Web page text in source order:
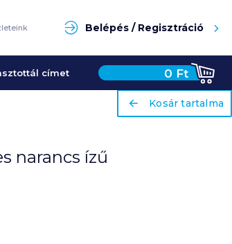
Belépés / Regisztráció
címet 0 Ft
ariaLabel
Kosár tartalma
narancs ízű